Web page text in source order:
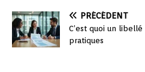
PRÉCÉDENT
C’est quoi un
pratiques